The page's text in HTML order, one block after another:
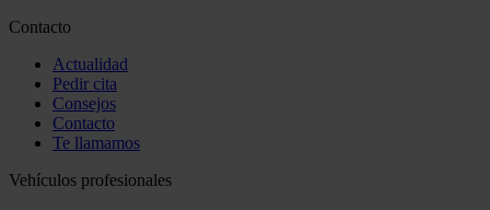
Contacto
Actualidad
Pedir cita
Consejos
Contacto
Te llamamos
Vehículos profesionales